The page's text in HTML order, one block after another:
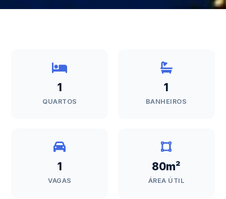
1
QUARTOS
1
BANHEIROS
1
VAGAS
80m²
ÁREA ÚTIL